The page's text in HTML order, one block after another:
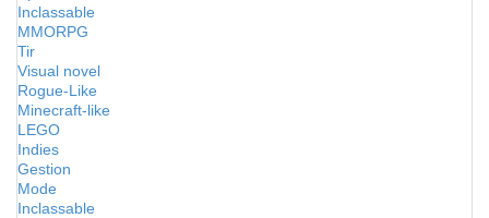
Inclassable
MMORPG
Tir
Visual novel
Rogue-Like
Minecraft-like
LEGO
Indies
Gestion
Mode
Inclassable